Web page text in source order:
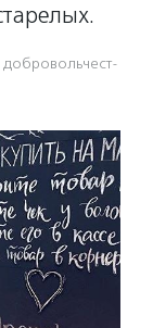
доброволь­чест­